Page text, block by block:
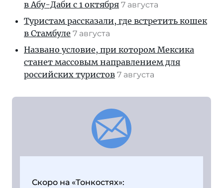
в Абу-Даби с 1 октября 7 августа
Туристам рассказали, где встретить кошек
в Стамбуле 7 августа
Названо условие, при котором Мексика
станет массовым направлением для
российских туристов 7 августа
Скоро на «Тонкостях»: